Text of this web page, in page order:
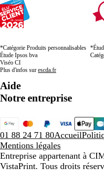
*Catégorie Produits personnalisables
Étude Ipsos bva
Viséo CI
Plus d'infos sur escda.fr
Aide
Notre entreprise
01 88 24 71 80Accueil
Mentions légales
Entreprise appartenant à
VistaPrint. Tous droits